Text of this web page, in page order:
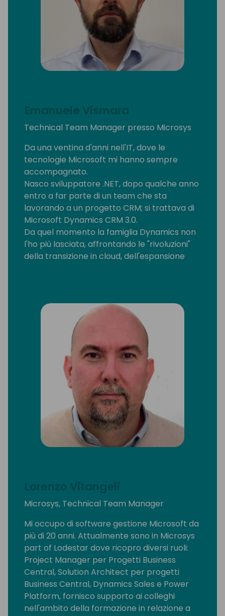
Emanuele Vismara
Technical Team Manager presso Microsys
Da una ventina d'anni nell'IT, dove le
tecnologie Microsoft mi hanno sempre
accompagnato.
Nasco sviluppatore .NET, dopo qualche anno
entro a far parte di un team che sta
lavorando a un progetto CRM; si trattava di
Microsoft Dynamics CRM 3.0.
Da quel momento la famiglia Dynamics non
l'ho più lasciata, affrontando le "rivoluzioni"
della transizione in cloud, dell'espansione
operativi nei progetti, supporto i team dal
punto di vista tecnico, gestendo gli aspetti
che riguardano il trasferimento delle giuste
conoscenze e l'organizzazione delle attività.
Lorenzo Vitangeli
Microsys, Technical Team Manager
Mi occupo di software gestione Microsoft da
più di 20 anni. Attualmente sono in Microsys
part of Lodestar dove ricopro diversi ruoli:
Project Manager per Progetti Business
Central, Solution Architect per progetti
Business Central, Dynamics Sales e Power
Platform, fornisco supporto ai colleghi
nell'ambito della formazione in relazione a